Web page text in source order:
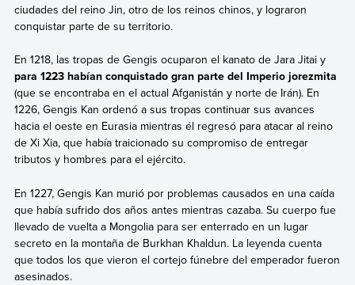
ciudades del reino Jin, otro de los reinos chinos, y lograron
conquistar parte de su territorio.
En 1218, las tropas de Gengis ocuparon el kanato de Jara Jitai y
para 1223 habían conquistado gran parte del Imperio jorezmita
(que se encontraba en el actual Afganistán y norte de Irán). En
1226, Gengis Kan ordenó a sus tropas continuar sus avances
hacia el oeste en Eurasia mientras él regresó para atacar al reino
de Xi Xia, que había traicionado su compromiso de entregar
tributos y hombres para el ejército.
En 1227, Gengis Kan murió por problemas causados en una caída
que había sufrido dos años antes mientras cazaba. Su cuerpo fue
llevado de vuelta a Mongolia para ser enterrado en un lugar
secreto en la montaña de Burkhan Khaldun. La leyenda cuenta
que todos los que vieron el cortejo fúnebre del emperador fueron
asesinados.